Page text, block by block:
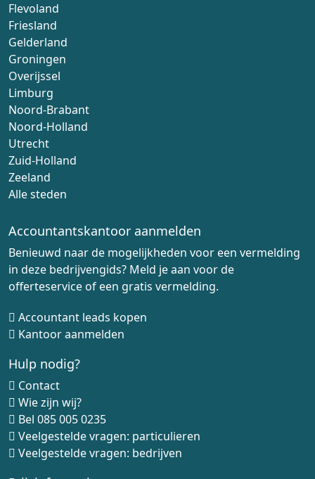
Flevoland
Friesland
Gelderland
Groningen
Overijssel
Limburg
Noord-Brabant
Noord-Holland
Utrecht
Zuid-Holland
Zeeland
Alle steden
Accountantskantoor aanmelden
Benieuwd naar de mogelijkheden voor een vermelding
in deze bedrijvengids? Meld je aan voor de
offerteservice of een gratis vermelding.
Accountant leads kopen
Kantoor aanmelden
Hulp nodig?
Contact
Wie zijn wij?
Bel 085 005 0235
Veelgestelde vragen: particulieren
Veelgestelde vragen: bedrijven